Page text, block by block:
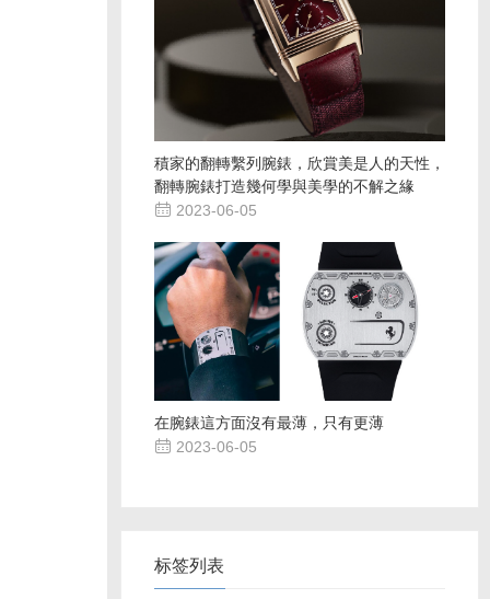
積家的翻轉繫列腕錶，欣賞美是人的天性，
翻轉腕錶打造幾何學與美學的不解之緣
 2023-06-05
在腕錶這方面沒有最薄，只有更薄
 2023-06-05
标签列表